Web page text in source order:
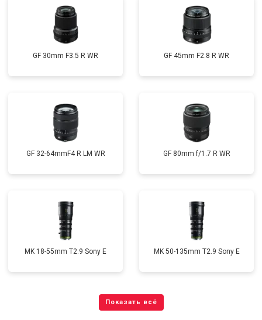
GF 30mm F3.5 R WR GF 45mm F2.8 R WR
GF 32-64mmF4 R LM WR GF 80mm f/1.7 R WR
MK 18-55mm T2.9 Sony E MK 50-135mm T2.9 Sony E